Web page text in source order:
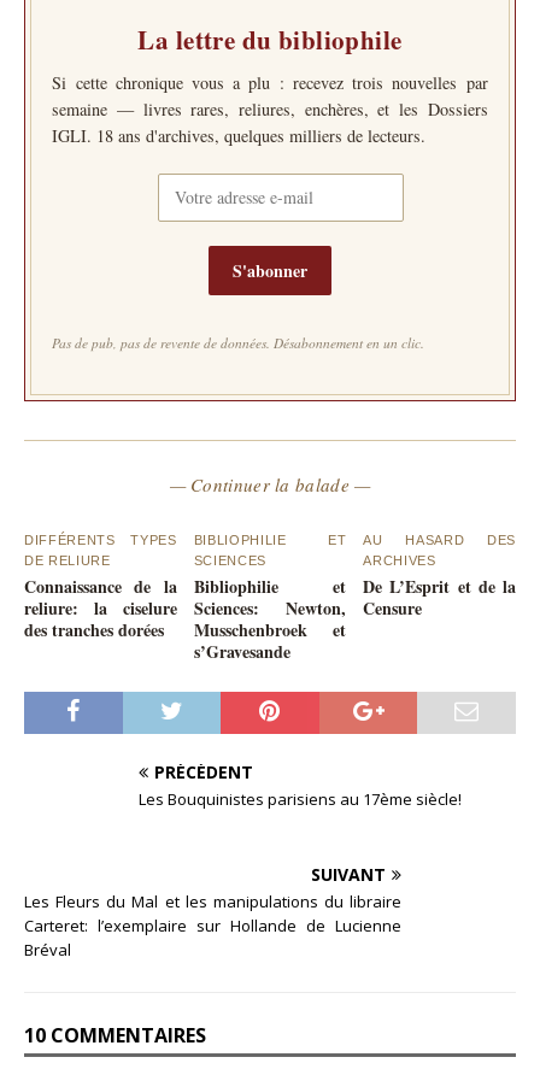
La lettre du bibliophile
Si cette chronique vous a plu : recevez trois nouvelles par
semaine — livres rares, reliures, enchères, et les Dossiers
IGLI. 18 ans d'archives, quelques milliers de lecteurs.
S'abonner
Pas de pub, pas de revente de données. Désabonnement en un clic.
— Continuer la balade —
DIFFÉRENTS TYPES
DE RELIURE
Connaissance de la
reliure: la ciselure
des tranches dorées
BIBLIOPHILIE ET
SCIENCES
Bibliophilie et
Sciences: Newton,
Musschenbroek et
s’Gravesande
AU HASARD DES
ARCHIVES
De L’Esprit et de la
Censure
PRÉCÉDENT
Les Bouquinistes parisiens au 17ème siècle!
SUIVANT
Les Fleurs du Mal et les manipulations du libraire
Carteret: l’exemplaire sur Hollande de Lucienne
Bréval
10 COMMENTAIRES